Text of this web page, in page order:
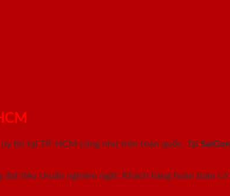
tín tại TP. HCM cũng như trên toàn quốc. Tại
tiêu chuẩn nghiêm ngặt. Khách hàng hoàn toàn